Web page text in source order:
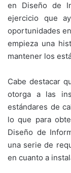
en Diseño de
ejercicio que
oportunidades
empieza una
mantener los
Cabe destacar
otorga a las
estándares de
lo que para
Diseño de
una serie de
en cuanto a